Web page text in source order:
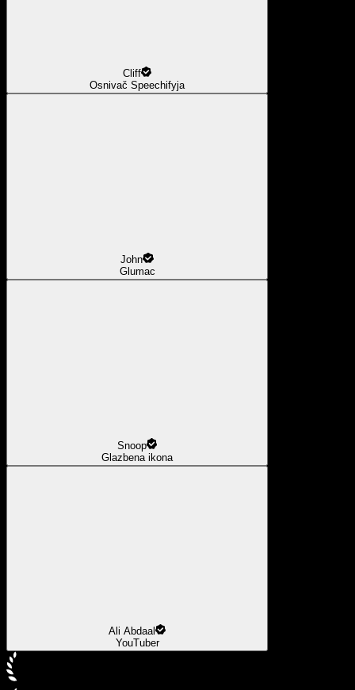
Cliff
Osnivač Speechifyja
John
Glumac
Snoop
Glazbena ikona
Ali Abdaal
YouTuber